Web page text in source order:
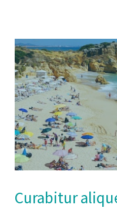
Curabitur